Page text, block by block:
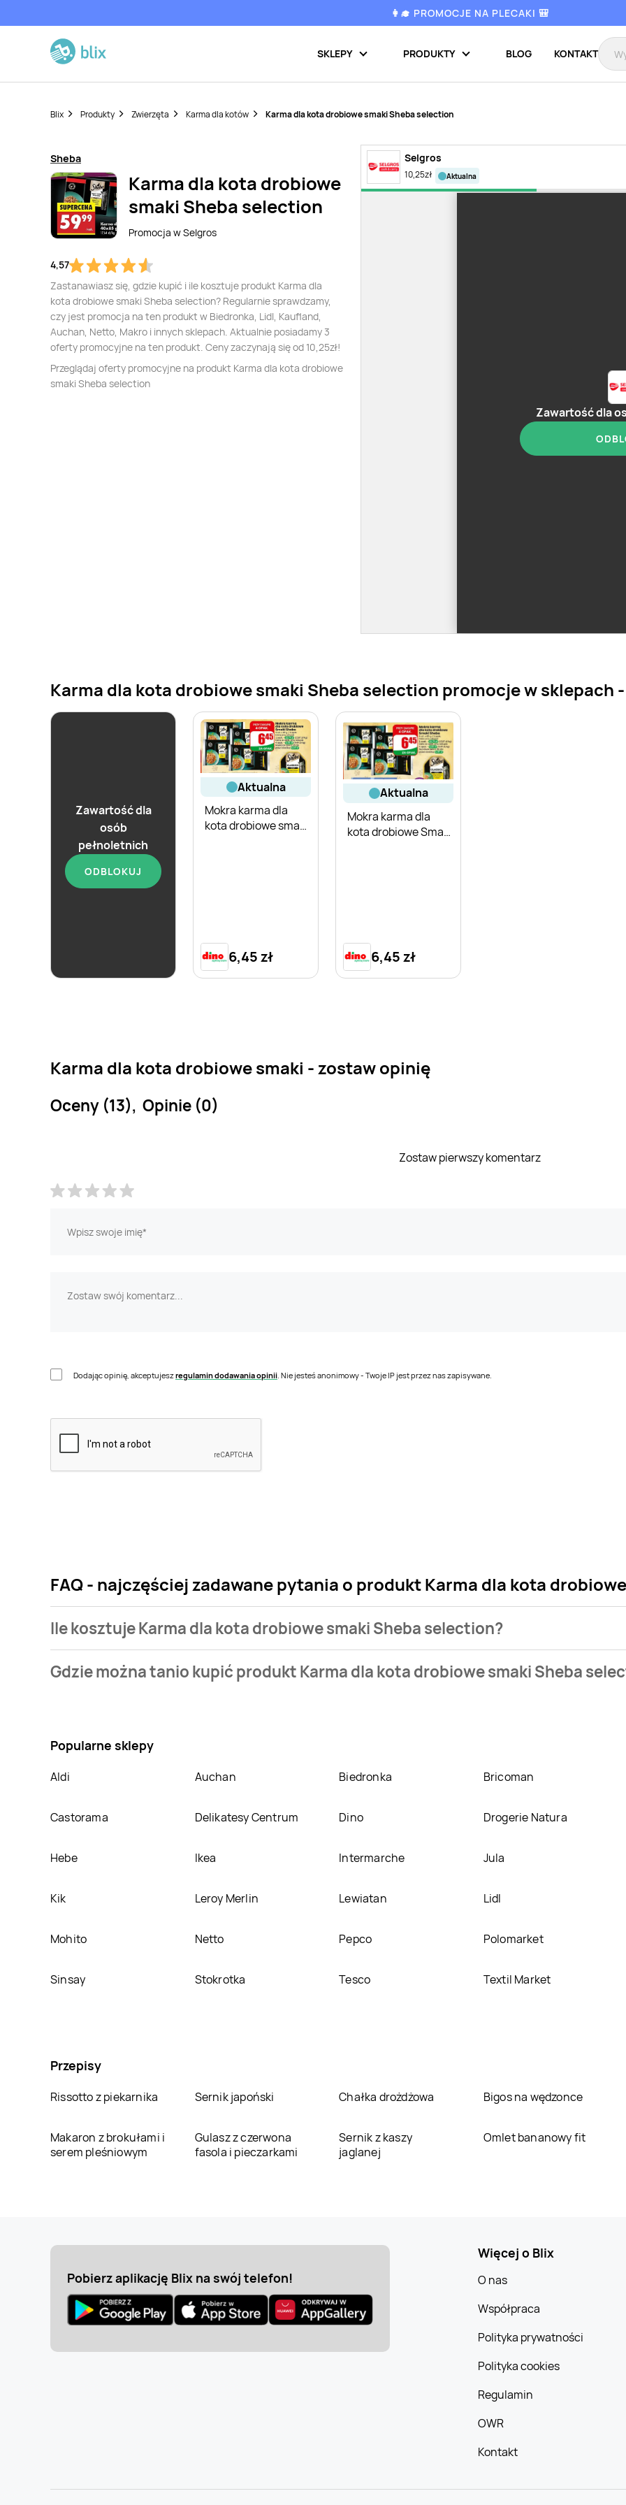
👩‍🎓 PROMOCJE NA PLECAKI 🎒
SKLEPY PRODUKTY BLOG KONTAKT
Blix Produkty Zwierzęta Karma dla kotów Karma dla kota drobiowe smaki Sheba selection
Sheba
Karma dla kota drobiowe
smaki Sheba selection
Promocja wSelgros
4,57
Zastanawiasz się, gdzie kupić i ile kosztuje produkt Karma dla
kota drobiowe smaki Sheba selection? Regularnie sprawdzamy,
czy jest promocja na ten produkt w Biedronka, Lidl, Kaufland,
Auchan, Netto, Makro i innych sklepach. Aktualnie posiadamy 3
oferty promocyjne na ten produkt. Ceny zaczynają się od 10,25zł!
Przeglądaj oferty promocyjne na produkt Karma dla kota drobiowe
smaki Sheba selection
Selgros
10,25zł aktualna
Zawartość dla
Karma dla kota drobiowe smaki Sheba selection promocje w sklepach
Zawartość dla
osób
pełnoletnich
ODBLOKUJ
aktualna
aktualna
Mokra karma dla
kota drobiowe smaki
6,45 zł
aktualna
Mokra karma dla
kota drobiowe Smaki
6,45 zł
Karma dla kota drobiowe smaki - zostaw opinię
Oceny (13), Opinie (0)
Zostaw pierwszy komentarz
Dodając opinię, akceptujeszregulamin dodawania opinii. Nie jesteś anonimowy - Twoje IP jest przez nas zapisywane.
FAQ - najczęściej zadawane pytania o produkt Karma dla kota
Ile kosztuje Karma dla kota drobiowe smaki Sheba selection?
Najtańsza oferta, jaką mamy w naszej bazie jest z sieciSelgros. Karma dla kota drobiowe smaki Sheba selection
Gdzie można tanio kupić produkt Karma dla kota drobiowe smaki Sheba
Popularne sklepy
Aldi Auchan Biedronka Bricoman
Castorama Delikatesy Centrum Dino Drogerie Natura
Hebe Ikea Intermarche Jula
Kik Leroy Merlin Lewiatan Lidl
Mohito Netto Pepco Polomarket
Sinsay Stokrotka Tesco Textil Market
Przepisy
Rissotto z piekarnika Sernik japoński Chałka drożdżowa Bigos na wędzonce
Makaron z brokułami i
serem pleśniowym
Gulasz z czerwona
fasola i pieczarkami
Sernik z kaszy
jaglanej
Omlet bananowy fit
Pobierz aplikację Blix na swój telefon!
Więcej o Blix
O nas
Współpraca
Polityka prywatności
Polityka cookies
Regulamin
OWR
Kontakt